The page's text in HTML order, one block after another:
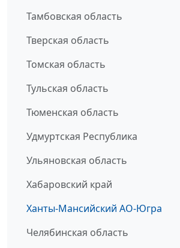
Тамбовская область
Тверская область
Томская область
Тульская область
Тюменская область
Удмуртская Республика
Ульяновская область
Хабаровский край
Ханты-Мансийский АО-Югра
Челябинская область